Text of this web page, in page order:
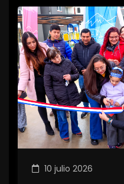
10 julio 2026